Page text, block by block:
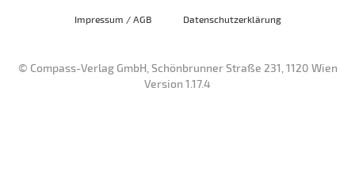
Impressum / AGB Datenschutzerklärung
© Compass-Verlag GmbH, Schönbrunner Straße 231, 1120 Wien
Version 1.17.4